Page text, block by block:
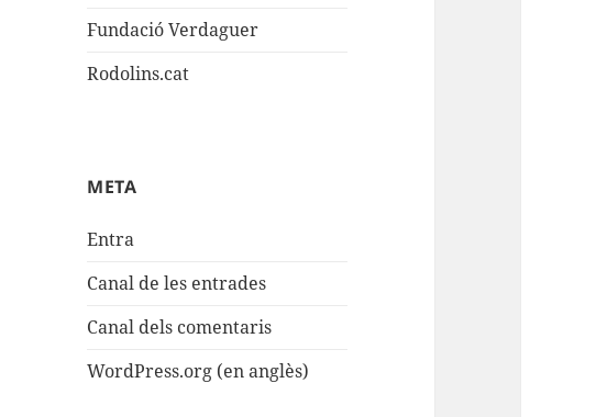
Fundació Verdaguer
Rodolins.cat
META
Entra
Canal de les entrades
Canal dels comentaris
WordPress.org (en anglès)